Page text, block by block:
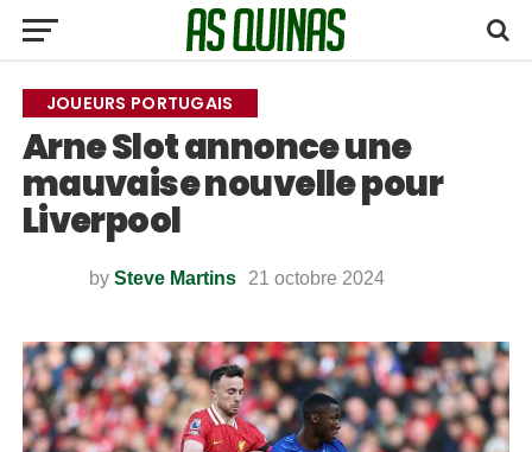
JOUEURS PORTUGAIS
Arne Slot annonce une
mauvaise nouvelle pour
Liverpool
by Steve Martins 21 octobre 2024